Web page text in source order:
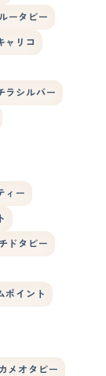
ータビー
ャリコ
ラシルバー
ィー
ドタビー
ポイント
メオタビー